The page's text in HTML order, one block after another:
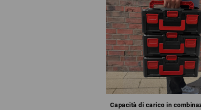
Capacità di carico in